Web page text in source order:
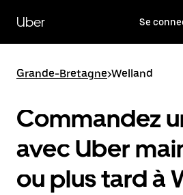
contenu
principal
Uber Se
Grande-Bretagne>Welland
Commandez
avec Uber
ou plus tard à